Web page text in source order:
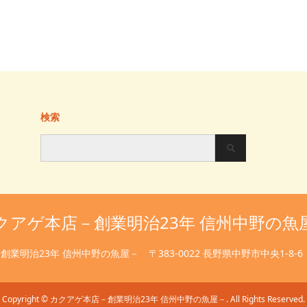
検索
アゲ本店－創業明治23年 信州中野の魚
業明治23年 信州中野の魚屋－ 〒383-0022 長野県中野市中央1-8-6
Copyright© カクアゲ本店－創業明治23年 信州中野の魚屋－ . All Rights Reserved.